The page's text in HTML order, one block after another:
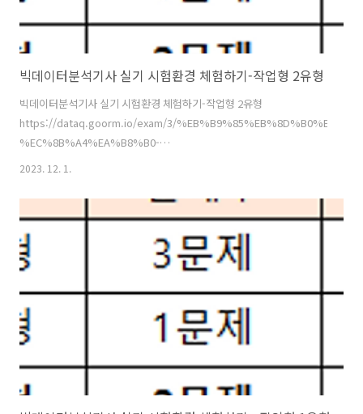
빅데이터분석기사 실기 시험환경 체험하기-작업형 2유형
빅데이터분석기사 실기 시험환경 체험하기-작업형 2유형
https://dataq.goorm.io/exam/3/
%EC%8B%A4%EA%B8%B0-
%EC%B2%B4%ED%97%98/quiz/4 구름EDU - 모두를 위한 맞춤형
기업 및 기관 별 최적화된 IT교육 솔루션을 경험해보세요. 기초부터 실무
프로그래밍 교육, 전국 초중고/대학교 온라인 수업, 기업/
edu.goorm.io 문제 (체험) 제2유형 제공된 데이터는 백화점 고객이 1년
간 상품을 구매한 속성 데이터이다. 제공된 학습용 데이터(data/cus..
2023. 12. 1.